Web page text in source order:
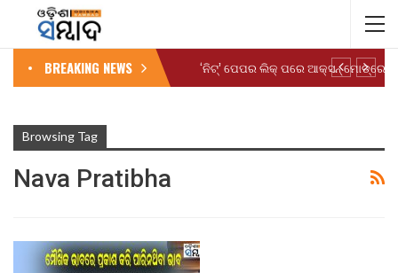
BREAKING NEWS
Browsing Tag
Nava Pratibha